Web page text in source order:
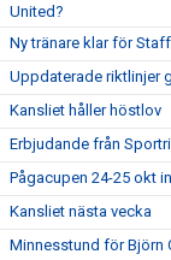
United?
Ny tränare klar för
Uppdaterade riktlinjer
Kansliet håller höstlov
Erbjudande från
Pågacupen 24-25 okt
Kansliet nästa vecka
Minnesstund för Björn